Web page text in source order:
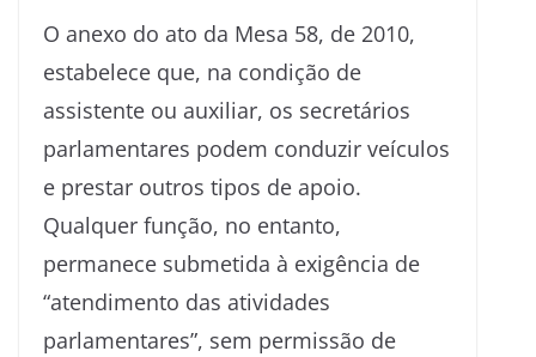
O anexo do ato da Mesa 58, de 2010,
estabelece que, na condição de
assistente ou auxiliar, os secretários
parlamentares podem conduzir veículos
e prestar outros tipos de apoio.
Qualquer função, no entanto,
permanece submetida à exigência de
“atendimento das atividades
parlamentares”, sem permissão de